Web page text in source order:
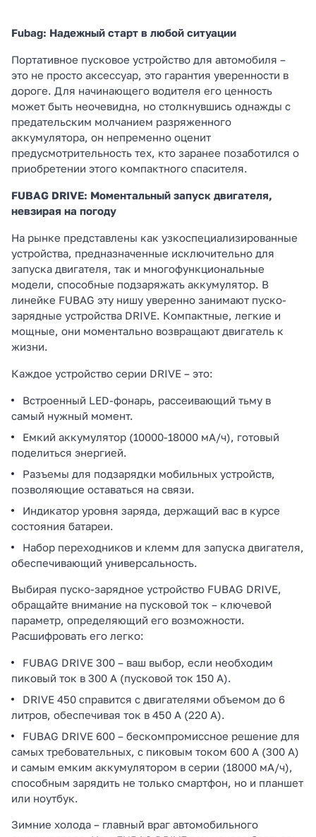
Fubag: Надежный старт в любой ситуации
Портативное пусковое устройство для автомобиля –
это не просто аксессуар, это гарантия уверенности в
дороге. Для начинающего водителя его ценность
может быть неочевидна, но столкнувшись однажды с
предательским молчанием разряженного
аккумулятора, он непременно оценит
предусмотрительность тех, кто заранее позаботился о
приобретении этого компактного спасителя.
FUBAG DRIVE: Моментальный запуск двигателя,
невзирая на погоду
На рынке представлены как узкоспециализированные
устройства, предназначенные исключительно для
запуска двигателя, так и многофункциональные
модели, способные подзаряжать аккумулятор. В
линейке FUBAG эту нишу уверенно занимают пуско-
зарядные устройства DRIVE. Компактные, легкие и
мощные, они моментально возвращают двигатель к
жизни.
Каждое устройство серии DRIVE – это:
Встроенный LED-фонарь, рассеивающий тьму в
самый нужный момент.
Емкий аккумулятор (10000-18000 мА/ч), готовый
поделиться энергией.
Разъемы для подзарядки мобильных устройств,
позволяющие оставаться на связи.
Индикатор уровня заряда, держащий вас в курсе
состояния батареи.
Набор переходников и клемм для запуска двигателя,
обеспечивающий универсальность.
Выбирая пуско-зарядное устройство FUBAG DRIVE,
обращайте внимание на пусковой ток – ключевой
параметр, определяющий его возможности.
Расшифровать его легко:
FUBAG DRIVE 300 – ваш выбор, если необходим
пиковый ток в 300 А (пусковой ток 150 А).
DRIVE 450 справится с двигателями объемом до 6
литров, обеспечивая ток в 450 А (220 А).
FUBAG DRIVE 600 – бескомпромиссное решение для
самых требовательных, с пиковым током 600 А (300 А)
и самым емким аккумулятором в серии (18000 мА/ч),
способным зарядить не только смартфон, но и планшет
или ноутбук.
Зимние холода – главный враг автомобильного